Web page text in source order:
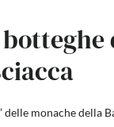
monache della